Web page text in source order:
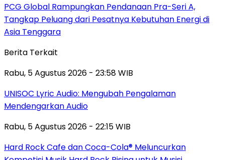
PCG Global Rampungkan Pendanaan Pra-Seri A,
Tangkap Peluang dari Pesatnya Kebutuhan Energi di
Asia Tenggara
Berita Terkait
Rabu, 5 Agustus 2026 - 23:58 WIB
UNISOC Lyric Audio: Mengubah Pengalaman
Mendengarkan Audio
Rabu, 5 Agustus 2026 - 22:15 WIB
Hard Rock Cafe dan Coca-Cola® Meluncurkan